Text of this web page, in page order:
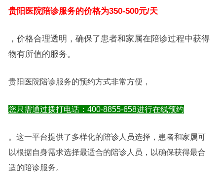
贵阳医院陪诊服务的价格为350-500元/天
，价格合理透明，确保了患者和家属在陪诊过程中获得
物有所值的服务。
贵阳医院陪诊服务的预约方式非常方便，
您只需通过拨打电话：400-8855-658进行在线预约
。这一平台提供了多样化的陪诊人员选择，患者和家属可
以根据自身需求选择最适合的陪诊人员，以确保获得最合
适的陪诊服务。